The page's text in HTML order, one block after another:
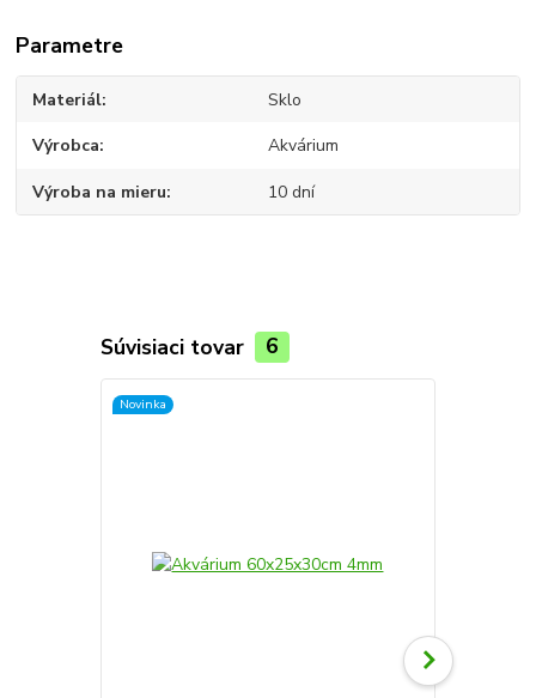
Parametre
Materiál Sklo
Výrobca Akvárium
Výroba na mieru 10 dní
Súvisiaci tovar 6
Novinka